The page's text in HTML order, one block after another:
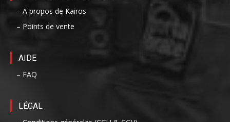
– A propos de Kairos
– Points de vente
AIDE
– FAQ
LÉGAL